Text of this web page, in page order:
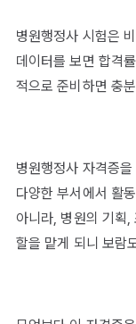
병원행정사 시험은
데이터를 보면 합격
적으로 준비하면 충
병원행정사 자격증
다양한 부서에서 활
아니라, 병원의 기획,
할을 맡게 되니 보람